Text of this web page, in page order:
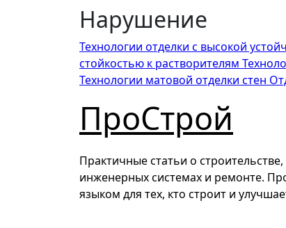
Нарушение
Технологии отделки с высокой
стойкостью к растворителям
Технологии матовой отделки стен
ПроСтрой
Практичные статьи о строительстве,
инженерных системах и ремонте.
языком для тех, кто строит и